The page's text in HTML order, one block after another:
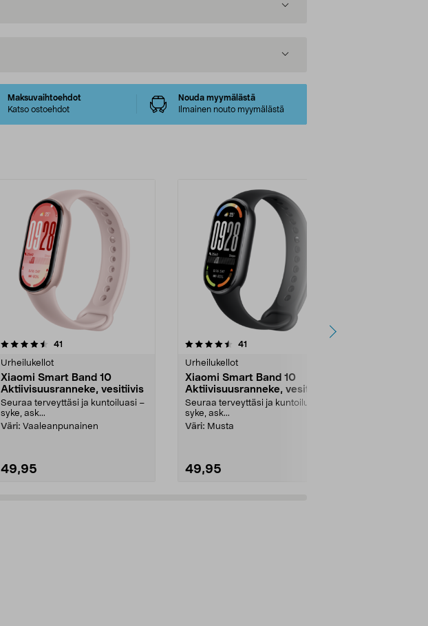
Maksuvaihtoehdot
Katso ostoehdot
Nouda myymälästä
Ilmainen nouto myymälästä
41
Urheilukellot
Xiaomi Smart Band 10
Aktiivisuusranneke, vesitiivis
Seuraa terveyttäsi ja kuntoiluasi –
syke, ask...
Väri: Vaaleanpunainen
49,95
4.5 viidestä
41
Urheilukellot
Xiaomi Smart Band 10
Aktiivisuusranneke, vesitiivis
Seuraa terveyttäsi ja kuntoiluasi –
syke, ask...
Väri: Musta
49,95
4.0 viidestä